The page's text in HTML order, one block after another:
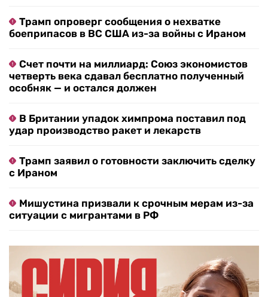
Трамп опроверг сообщения о нехватке
боеприпасов в ВС США из-за войны с Ираном
Счет почти на миллиард: Союз экономистов
четверть века сдавал бесплатно полученный
особняк — и остался должен
В Британии упадок химпрома поставил под
удар производство ракет и лекарств
Трамп заявил о готовности заключить сделку
с Ираном
Мишустина призвали к срочным мерам из-за
ситуации с мигрантами в РФ